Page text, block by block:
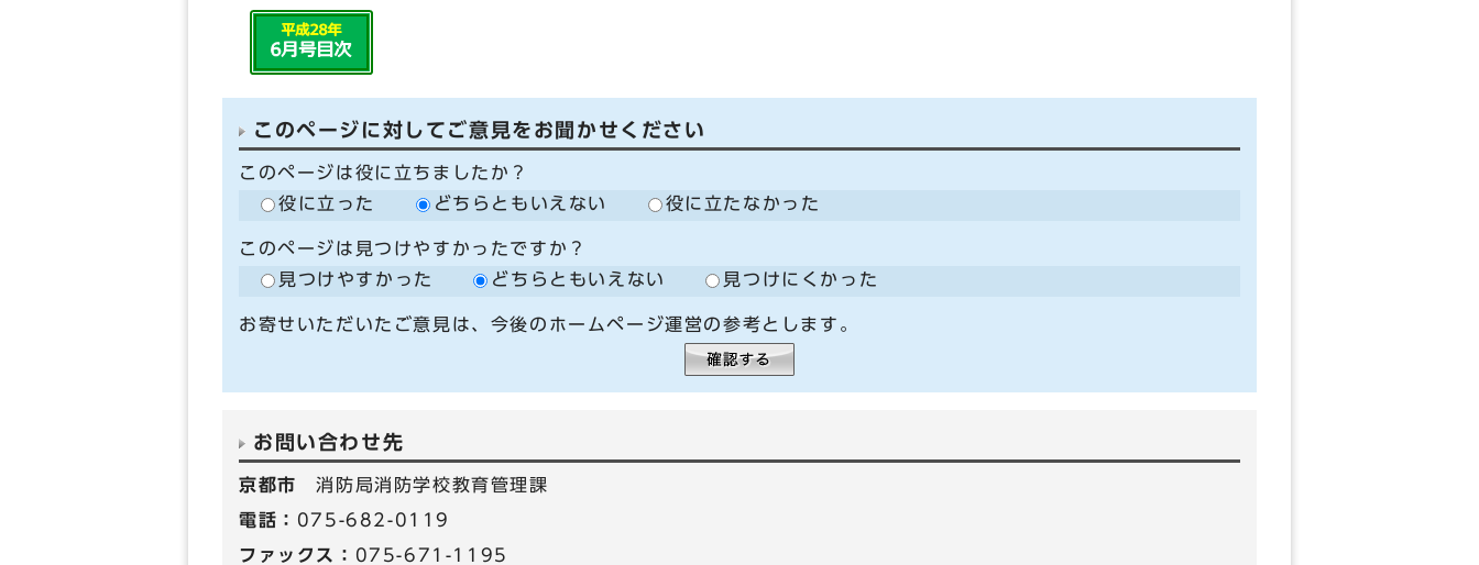
このページに対してご意見をお聞かせください
このページは役に立ちましたか？
役に立った
どちらともいえない 役に立たなかった
このページは見つけやすかったですか？
見つけやすかった
どちらともいえない 見つけにくかった
お寄せいただいたご意見は、今後のホームページ運営の参考とします。
お問い合わせ先
京都市消防局消防学校教育管理課
電話： 075-682-0119
ファックス： 075-671-1195